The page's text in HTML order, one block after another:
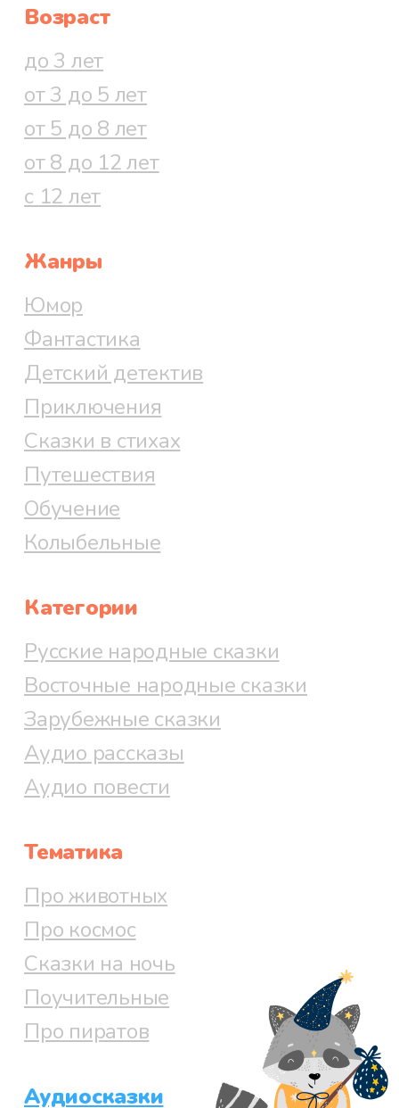
Возраст
до 3 лет
от 3 до 5 лет
от 5 до 8 лет
от 8 до 12 лет
с 12 лет
Жанры
Юмор
Фантастика
Детский детектив
Приключения
Сказки в стихах
Путешествия
Обучение
Колыбельные
Категории
Русские народные сказки
Восточные народные сказки
Зарубежные сказки
Аудио рассказы
Аудио повести
Тематика
Про животных
Про космос
Сказки на ночь
Поучительные
Про пиратов
Аудиосказки